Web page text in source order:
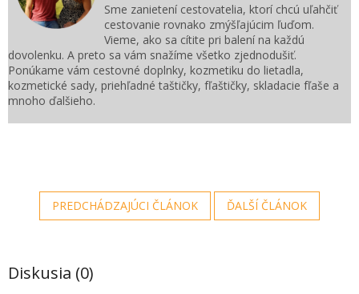
Sme zanietení cestovatelia, ktorí chcú uľahčiť
cestovanie rovnako zmýšľajúcim ľuďom.
Vieme, ako sa cítite pri balení na každú
dovolenku. A preto sa vám snažíme všetko zjednodušiť.
Ponúkame vám cestovné doplnky, kozmetiku do lietadla,
kozmetické sady, priehľadné taštičky, fľaštičky, skladacie fľaše a
mnoho ďalšieho.
PREDCHÁDZAJÚCI ČLÁNOK ĎALŠÍ ČLÁNOK
Diskusia (0)